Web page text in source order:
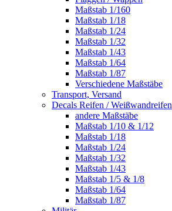
Maßstab 1/160
Maßstab 1/18
Maßstab 1/24
Maßstab 1/32
Maßstab 1/43
Maßstab 1/64
Maßstab 1/87
Verschiedene Maßstäbe
Transport, Versand
Decals Reifen / Weißwandreifen
andere Maßstäbe
Maßstab 1/10 & 1/12
Maßstab 1/18
Maßstab 1/24
Maßstab 1/32
Maßstab 1/43
Maßstab 1/5 & 1/8
Maßstab 1/64
Maßstab 1/87